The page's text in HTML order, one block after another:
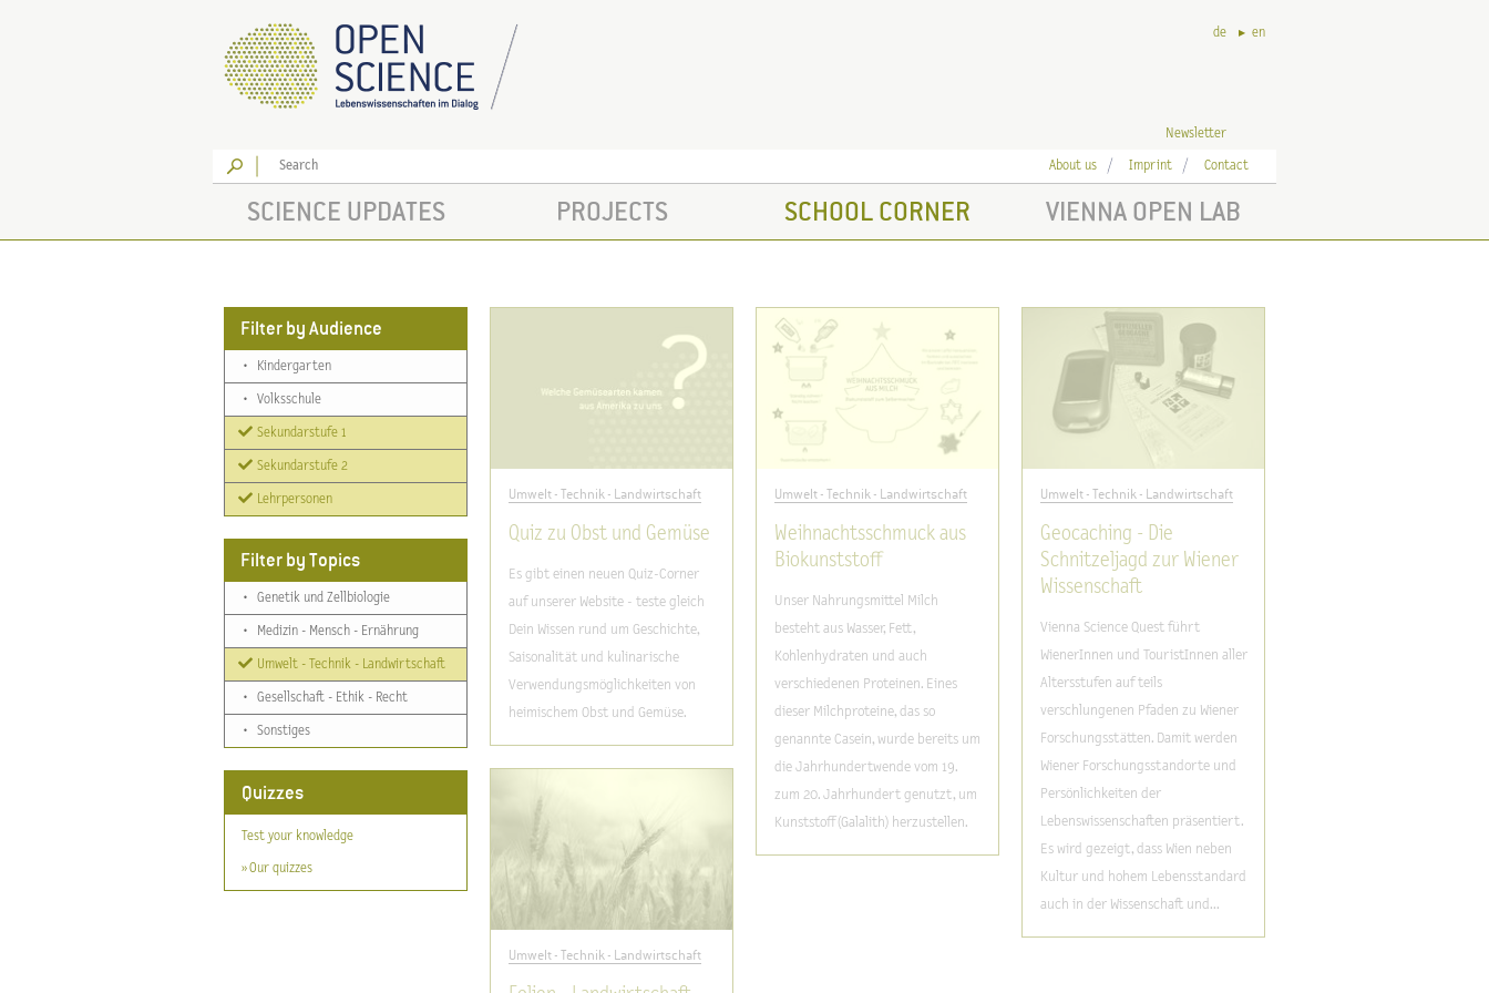
de en
Newsletter
Go
About us Imprint Contact
SCIENCE UPDATES PROJECTS SCHOOL CORNER VIENNA OPEN LAB
Filter by Audience
• Kindergarten
• Volksschule
Sekundarstufe 1
Sekundarstufe 2
Lehrpersonen
Filter by Topics
• Genetik und Zellbiologie
• Medizin - Mensch - Ernährung
Umwelt - Technik - Landwirtschaft
• Gesellschaft - Ethik - Recht
• Sonstiges
Quizzes
Test your knowledge
» Our quizzes
Umwelt - Technik - Landwirtschaft
Quiz zu Obst und Gemüse
Es gibt einen neuen Quiz-Corner
auf unserer Website - teste gleich
Dein Wissen rund um Geschichte,
Saisonalität und kulinarische
Verwendungsmöglichkeiten von
heimischem Obst und Gemüse.
Umwelt - Technik - Landwirtschaft
Weihnachtsschmuck aus
Biokunststoff
Unser Nahrungsmittel Milch
besteht aus Wasser, Fett,
Kohlenhydraten und auch
verschiedenen Proteinen. Eines
dieser Milchproteine, das so
genannte Casein, wurde bereits um
die Jahrhundertwende vom 19.
zum 20. Jahrhundert genutzt, um
Kunststoff (Galalith) herzustellen.
Umwelt - Technik - Landwirtschaft
Geocaching - Die
Schnitzeljagd zur Wiener
Wissenschaft
Vienna Science Quest führt
WienerInnen und TouristInnen aller
Altersstufen auf teils
verschlungenen Pfaden zu Wiener
Forschungsstätten. Damit werden
Wiener Forschungsstandorte und
Persönlichkeiten der
Lebenswissenschaften präsentiert.
Es wird gezeigt, dass Wien neben
Kultur und hohem Lebensstandard
auch in der Wissenschaft und...
Umwelt - Technik - Landwirtschaft